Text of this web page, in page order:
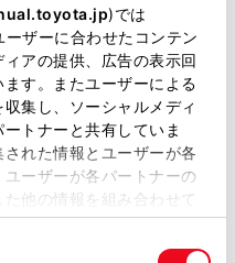
)では
ザーに合わせたコンテン
アの提供、広告の表示回
す。またユーザーによる
集し、ソーシャルメディ
トナーと共有していま
れた情報とユーザーが各
ーザーが各パートナーの
他の情報を組み合わせて
サイトの使用を続行する
はこちら